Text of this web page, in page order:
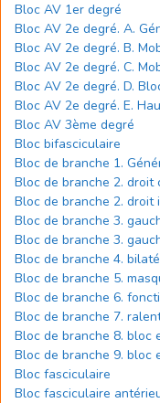
Bloc AV 1er degré
Bloc AV 2e degré. A.
Bloc AV 2e degré. B.
Bloc AV 2e degré. C.
Bloc AV 2e degré. D.
Bloc AV 2e degré. E.
Bloc AV 3ème degré
Bloc bifasciculaire
Bloc de branche 1.
Bloc de branche 2. droit
Bloc de branche 2. droit
Bloc de branche 3.
Bloc de branche 3.
Bloc de branche 4.
Bloc de branche 5.
Bloc de branche 6.
Bloc de branche 7.
Bloc de branche 8. bloc
Bloc de branche 9. bloc
Bloc fasciculaire
Bloc fasciculaire